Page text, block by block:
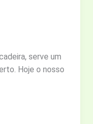
serve um
Hoje o nosso